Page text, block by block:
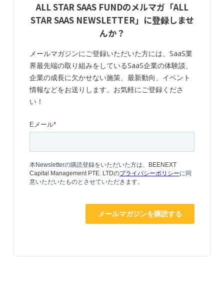
ALL STAR SAAS FUNDのメルマガ「ALL
STAR SAAS NEWSLETTER」に登録しませ
んか？
メールマガジンにご登録いただいた方には、SaaS業
界最先端の取り組みをしているSaaS企業の体験談、
企業の成長に欠かせない施策、最新動向、イベント
情報などをお送りします。お気軽にご登録くださ
い！